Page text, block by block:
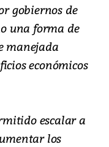
gobiernos de
una forma de
manejada
económicos
escalar a
los